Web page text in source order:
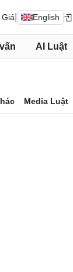
English
AI Luật
Media Luật